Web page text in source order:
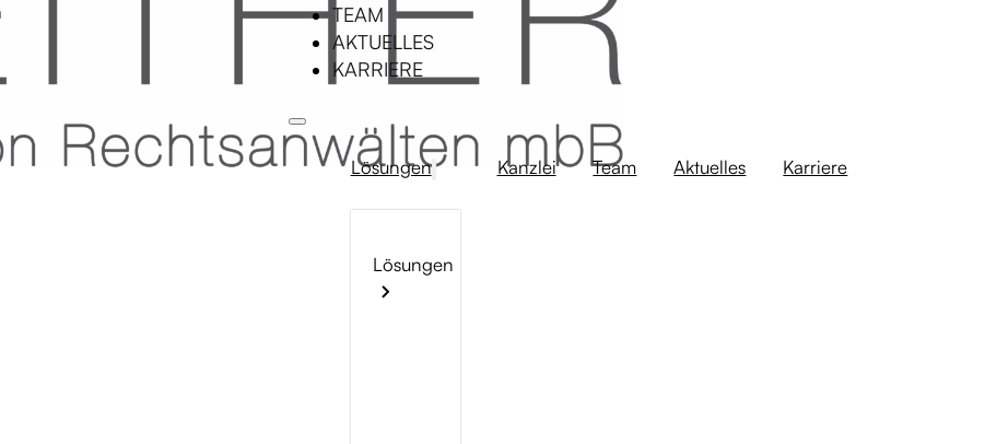
TEAM
AKTUELLES
KARRIERE
Lösungen
Lösungen
Kanzlei Team Aktuelles Karriere